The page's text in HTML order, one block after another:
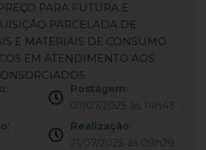
PARA FUTURA E
PARCELADA DE
E MATERIAIS DE CONSUMO
EM ATENDIMENTO AOS
Postagem:
07/07/2025 às 14h43
Realização:
21/07/2025 às 09h29